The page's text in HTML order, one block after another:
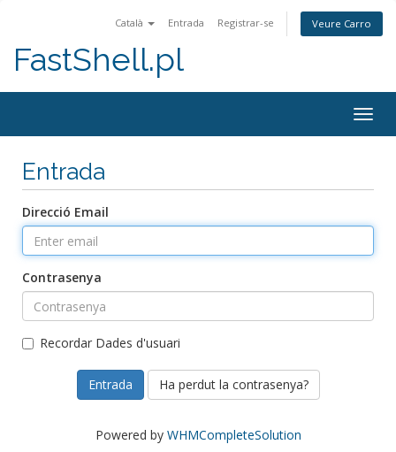
Català Entrada Registrar-se Veure Carro
FastShell.pl
Entrada
Direcció Email
Contrasenya
Recordar Dades d'usuari
Ha perdut la contrasenya?
Powered by WHMCompleteSolution